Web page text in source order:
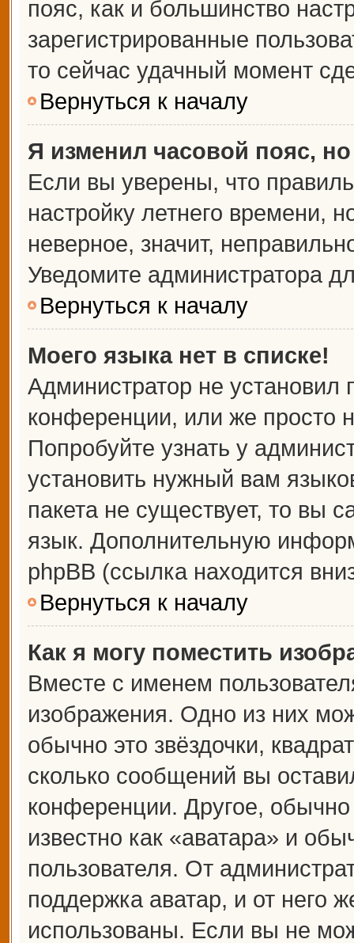
пояс, как и большинство
зарегистрированные
то сейчас удачный момент
Вернуться к началу
Я изменил часовой пояс,
Если вы уверены, что
настройку летнего времени,
неверное, значит,
Уведомите администратора
Вернуться к началу
Моего языка нет в списке!
Администратор не установил
конференции, или же просто
Попробуйте узнать у
установить нужный вам
пакета не существует, то вы
язык. Дополнительную
phpBB (ссылка находится
Вернуться к началу
Как я могу поместить
Вместе с именем
изображения. Одно из них
обычно это звёздочки,
сколько сообщений вы
конференции. Другое,
известно как «аватара» и
пользователя. От
поддержка аватар, и от него
использованы. Если вы не